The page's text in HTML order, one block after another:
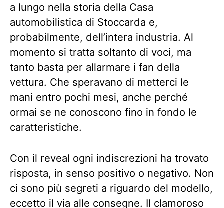
a lungo nella storia della Casa
automobilistica di Stoccarda e,
probabilmente, dell’intera industria. Al
momento si tratta soltanto di voci, ma
tanto basta per allarmare i fan della
vettura. Che speravano di metterci le
mani entro pochi mesi, anche perché
ormai se ne conoscono fino in fondo le
caratteristiche.
Con il reveal ogni indiscrezioni ha trovato
risposta, in senso positivo o negativo. Non
ci sono più segreti a riguardo del modello,
eccetto il via alle consegne. Il clamoroso